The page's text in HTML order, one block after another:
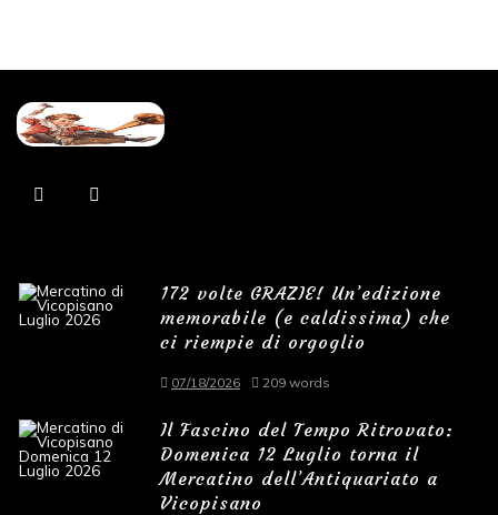
172 volte GRAZIE! Un’edizione
memorabile (e caldissima) che
ci riempie di orgoglio
07/18/2026 209 words
Il Fascino del Tempo Ritrovato:
Domenica 12 Luglio torna il
Mercatino dell’Antiquariato a
Vicopisano